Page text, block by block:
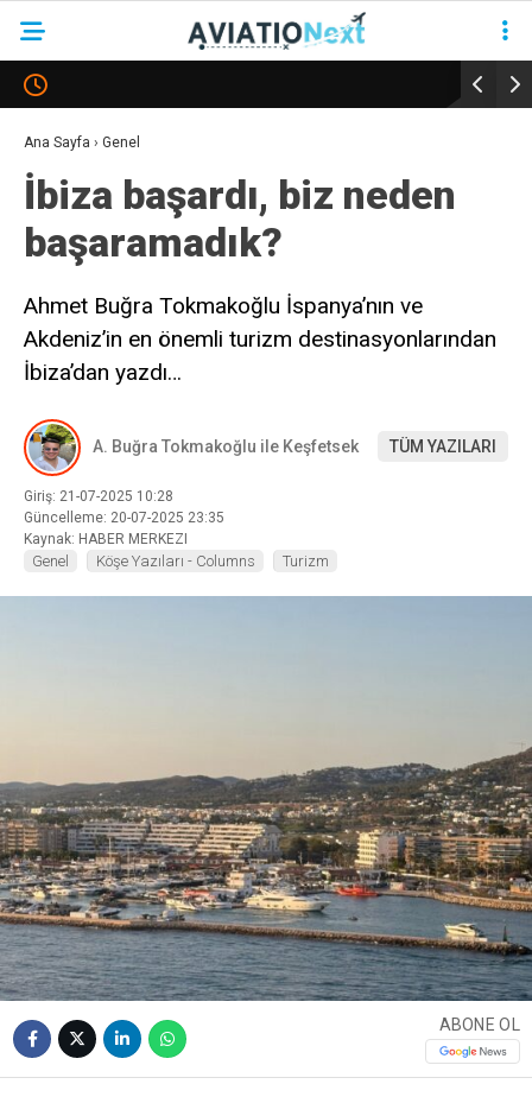
Facebook
Instagram
HAVACILIK
SAVUNMA
KADIN HAVACILAR
SÜRDÜRÜLEBILIRLIK
KÖŞE YAZILARI – COLUMNS
NEWS & INSIGHTS
Ana Sayfa › Genel
İbiza başardı, biz neden
başaramadık?
Ahmet Buğra Tokmakoğlu İspanya’nın ve
Akdeniz’in en önemli turizm destinasyonlarından
İbiza’dan yazdı…
A. Buğra Tokmakoğlu ile Keşfetsek TÜM YAZILARI
Giriş: 21-07-2025 10:28
Güncelleme: 20-07-2025 23:35
Kaynak: HABER MERKEZI
Genel Köşe Yazıları - Columns Turizm
ABONE OL